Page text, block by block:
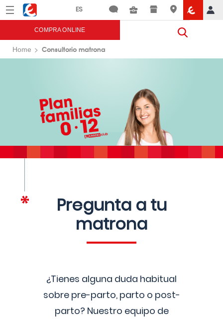
Menú Eroski
COMPRA ONLINE
Home Consultorio matrona
Pregunta a tu
matrona
¿Tienes alguna duda habitual
sobre pre-parto, parto o post-
parto? Nuestro equipo de